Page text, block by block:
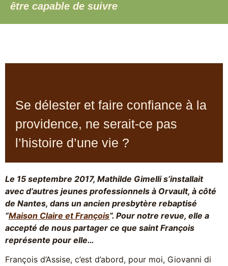
être capable de suivre
Se délester et faire confiance à la
providence, ne serait-ce pas
l’histoire d’une vie ?
Le 15 septembre 2017, Mathilde Gimelli s’installait
avec d’autres jeunes professionnels à Orvault, à côté
de Nantes, dans un ancien presbytère rebaptisé
“Maison Claire et François”. Pour notre revue, elle a
accepté de nous partager ce que saint François
représente pour elle…
François d’Assise, c’est d’abord, pour moi, Giovanni di